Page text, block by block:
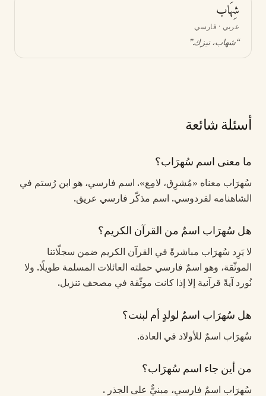
شِهَاب
عربي · فارسي
“شهاب، نيزك.”
أسئلة شائعة
ما معنى اسم سُهرَاب؟
سُهرَاب معناه «مُشرِق، لامِع». اسم فارسي، هو ابن رُستم في
الشاهنامه لفردوسي. اسم مذكّر فارسي عريق.
هل سُهرَاب اسمٌ من القرآن الكريم؟
لا يَرِد سُهرَاب مباشرةً في القرآن الكريم ضمن سجلّاتنا
الموثّقة، وهو اسمٌ فارسي حملته العائلات المسلمة طويلًا. ولا
نُورد آيةً قرآنية إلا إذا كانت موثّقة في مصحف تنزيل.
هل سُهرَاب اسمٌ لولدٍ أم لبنت؟
سُهرَاب اسمٌ للأولاد في العادة.
من أين جاء اسم سُهرَاب؟
سُهرَاب اسمٌ فارسي، مبنيٌّ على الجذر .